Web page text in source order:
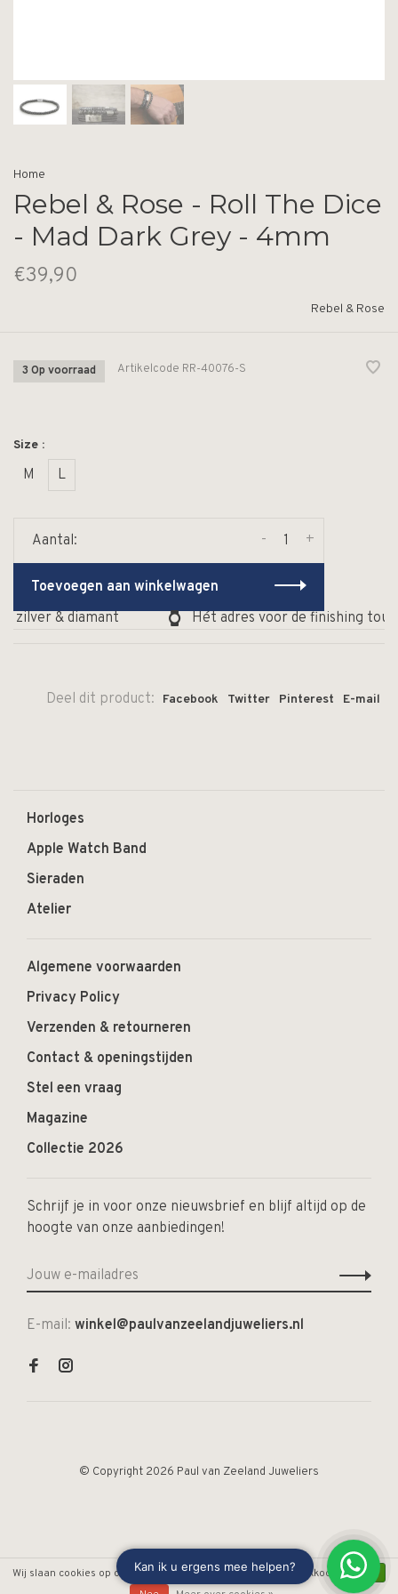
Home
Rebel & Rose - Roll The Dice
- Mad Dark Grey - 4mm
€39,90
Rebel & Rose
3 Op voorraad Artikelcode RR-40076-S
Size :
M L
Aantal: +
-
Toevoegen aan winkelwagen
zilver & diamant
Hét adres voor de finishing
Deel dit product: Facebook Twitter Pinterest E-mail
Horloges
Apple Watch Band
Sieraden
Atelier
Algemene voorwaarden
Privacy Policy
Verzenden & retourneren
Contact & openingstijden
Stel een vraag
Magazine
Collectie 2026
Schrijf je in voor onze nieuwsbrief en blijf altijd op de
hoogte van onze aanbiedingen!
E-mail: winkel@paulvanzeelandjuweliers.nl
© Copyright 2026 Paul van Zeeland Juweliers
Wij slaan cookies op om onze website te verbeteren. Is dat akkoord?
Ja